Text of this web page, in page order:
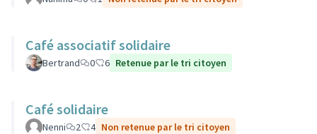
Café associatif solidaire
Bertrand 0 6 Retenue par le tri citoyen
Café solidaire
Nenni 2 4 Non retenue par le tri citoyen